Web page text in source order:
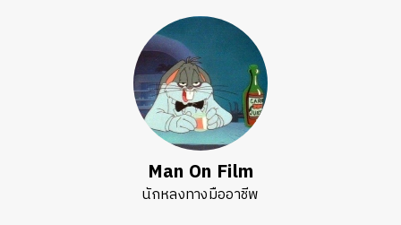
Man On Film
นักหลงทางมืออาชีพ